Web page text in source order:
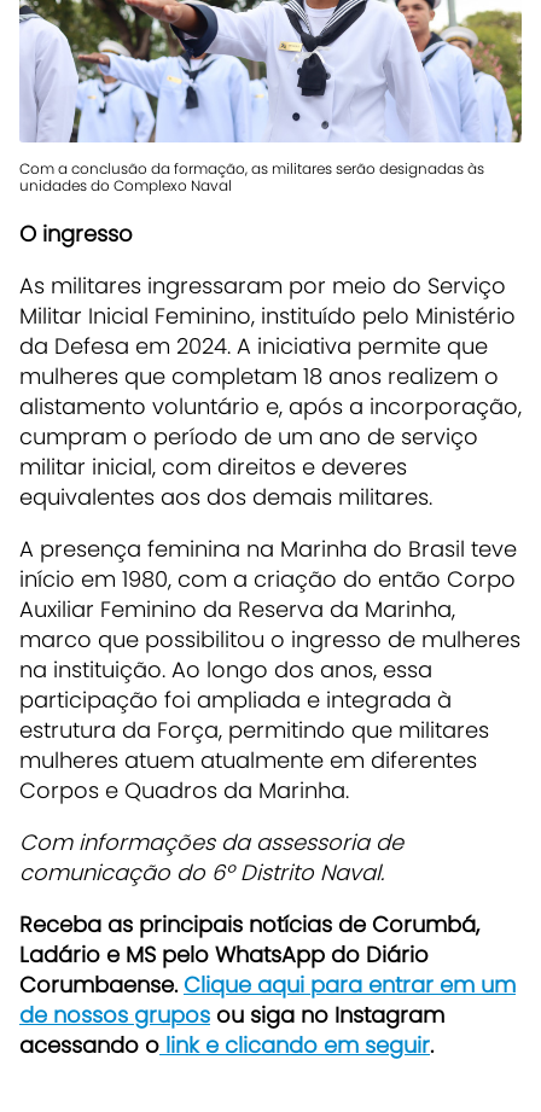
Com a conclusão da formação, as militares serão designadas às
unidades do Complexo Naval
O ingresso
As militares ingressaram por meio do Serviço
Militar Inicial Feminino, instituído pelo Ministério
da Defesa em 2024. A iniciativa permite que
mulheres que completam 18 anos realizem o
alistamento voluntário e, após a incorporação,
cumpram o período de um ano de serviço
militar inicial, com direitos e deveres
equivalentes aos dos demais militares.
A presença feminina na Marinha do Brasil teve
início em 1980, com a criação do então Corpo
Auxiliar Feminino da Reserva da Marinha,
marco que possibilitou o ingresso de mulheres
na instituição. Ao longo dos anos, essa
participação foi ampliada e integrada à
estrutura da Força, permitindo que militares
mulheres atuem atualmente em diferentes
Corpos e Quadros da Marinha.
Com informações da assessoria de
comunicação do 6º Distrito Naval.
Receba as principais notícias de Corumbá,
Ladário e MS pelo WhatsApp do Diário
Corumbaense. Clique aqui para entrar em um
de nossos grupos ou siga no Instagram
acessando o link e clicando em seguir.